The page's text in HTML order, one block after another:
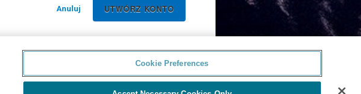
Anuluj
Cookie Preferences